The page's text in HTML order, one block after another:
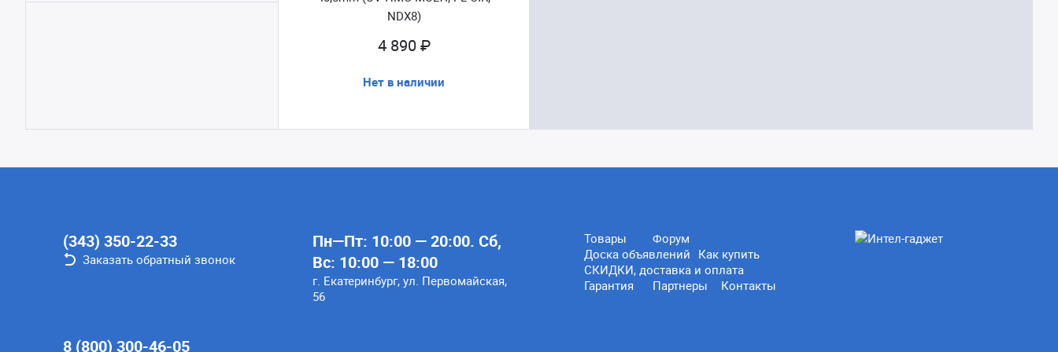
NDX8)
4 890 ₽
Нет в наличии
(343) 350-22-33
Заказать обратный звонок
8 (800) 300-46-05
Пн—Пт: 10:00 — 20:00. Сб,
Вс: 10:00 — 18:00
г. Екатеринбург, ул. Первомайская,
56
Товары
Форум
Доска объявлений Как купить
СКИДКИ, доставка и оплата
Гарантия
Партнеры Контакты